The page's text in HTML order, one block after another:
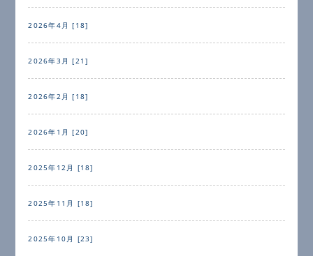
2026年4月 [18]
2026年3月 [21]
2026年2月 [18]
2026年1月 [20]
2025年12月 [18]
2025年11月 [18]
2025年10月 [23]